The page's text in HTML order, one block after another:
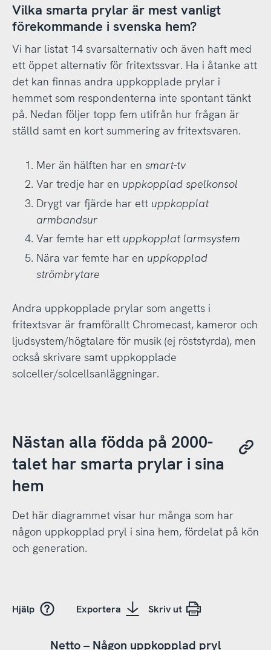
Vilka smarta prylar är mest vanligt
förekommande i svenska hem?
Vi har listat 14 svarsalternativ och även haft med
ett öppet alternativ för fritextssvar. Ha i åtanke att
det kan finnas andra uppkopplade prylar i
hemmet som respondenterna inte spontant tänkt
på. Nedan följer topp fem utifrån hur frågan är
ställd samt en kort summering av fritextsvaren.
Mer än hälften har en smart-tv
Var tredje har en uppkopplad spelkonsol
Drygt var fjärde har ett uppkopplat
armbandsur
Var femte har ett uppkopplat larmsystem
Nära var femte har en uppkopplad
strömbrytare
Andra uppkopplade prylar som angetts i
fritextsvar är framförallt Chromecast, kameror och
ljudsystem/högtalare för musik (ej röststyrda), men
också skrivare samt uppkopplade
solceller/solcellsanläggningar.
Nästan alla födda på 2000-
talet har smarta prylar i sina
hem
Det här diagrammet visar hur många som har
någon uppkopplad pryl i sina hem, fördelat på kön
och generation.
Hjälp Exportera Skriv ut
Netto – Någon uppkopplad pryl